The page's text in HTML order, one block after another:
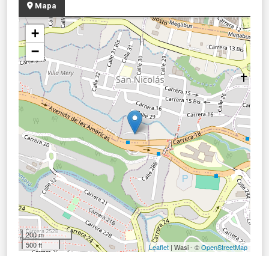
Mapa
+
−
200 m
500 ft
Leaflet | Wasi - ©OpenStreetMap